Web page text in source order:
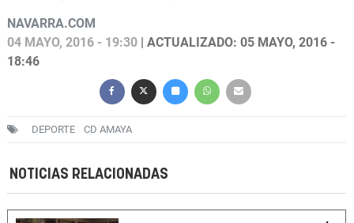
NAVARRA.COM
04 MAYO, 2016 - 19:30 | ACTUALIZADO: 05 MAYO, 2016 -
18:46
DEPORTE CD AMAYA
NOTICIAS RELACIONADAS